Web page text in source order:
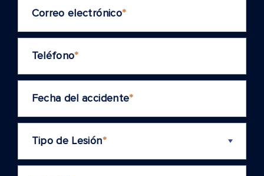
Correo electrónico*
Teléfono*
Fecha del accidente*
Tipo de Lesión*